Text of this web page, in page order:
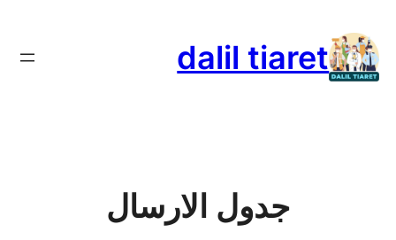
إلى
المحتوى
dalil tiaret
جدول الارسال